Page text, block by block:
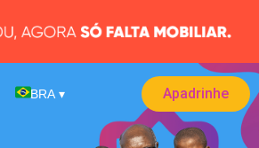
BRA ▾ Apadrinhe